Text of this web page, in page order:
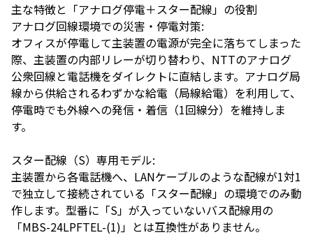
主な特徴と「アナログ停電＋スター配線」の役割
アナログ回線環境での災害・停電対策:
オフィスが停電して主装置の電源が完全に落ちてしまった
際、主装置の内部リレーが切り替わり、NTTのアナログ
公衆回線と電話機をダイレクトに直結します。アナログ局
線から供給されるわずかな給電（局線給電）を利用して、
停電時でも外線への発信・着信（1回線分）を維持しま
す。
スター配線（S）専用モデル:
主装置から各電話機へ、LANケーブルのような配線が1対1
で独立して接続されている「スター配線」の環境でのみ動
作します。型番に「S」が入っていないバス配線用の
「MBS-24LPFTEL-(1)」とは互換性がありません。